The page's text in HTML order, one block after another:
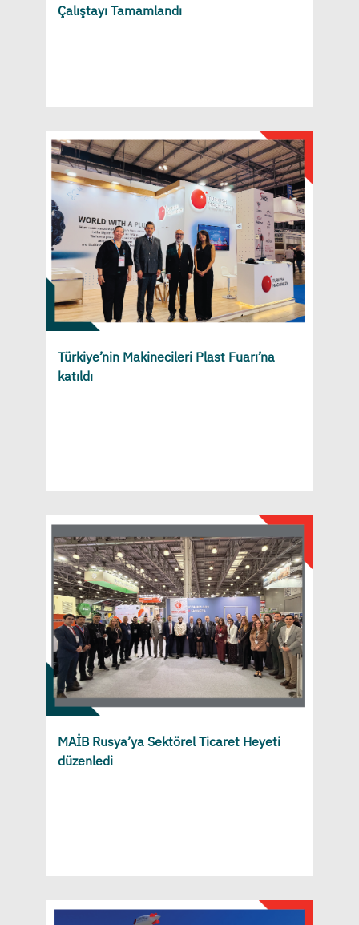
Çalıştayı Tamamlandı
Türkiye’nin Makinecileri Plast Fuarı’na
katıldı
MAİB Rusya’ya Sektörel Ticaret Heyeti
düzenledi